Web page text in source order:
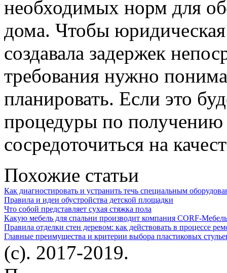
необходимых норм для
дома. Чтобы
создавала задержек
требования нужно
планировать. Если это
процедуры по
сосредоточиться на
Похожие статьи
Как диагностировать и устранить течь специальным
Правила и идеи обустройства детской площадки
Что собой представляет сухая стяжка пола
Какую мебель для спальни производит компания CORF-
Правила отделки стен деревом: как действовать в процессе
Главные преимущества и критерии выбора пластиковых
(c). 2017-2019.